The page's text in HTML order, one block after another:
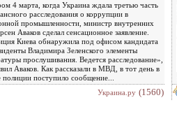
4 марта, когда Украина ждала третью часть
расследования о коррупции в
промышленности, министр внутренних
Аваков сделал сенсационное заявление.
Киева обнаружила под офисом кандидата
Владимира Зеленского элементы
прослушивания. Ведется расследование»,
Аваков. Как рассказали в МВД, в тот день в
поступило сообщение...
Украина.ру (1560)